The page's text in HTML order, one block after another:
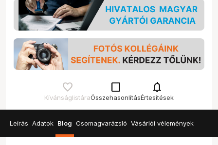
Kívánságlistára
check_box_outline_blank
Összehasonlítás
notifications
Értesítések
Leírás Adatok Blog Csomagvarázsló Vásárlói vélemények